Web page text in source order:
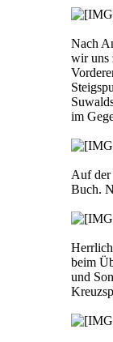
Nach
wir uns
im
Auf der
Buch.
beim
und